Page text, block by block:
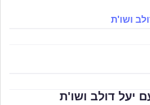
ושו'ת
יעל דולב ושו'ת